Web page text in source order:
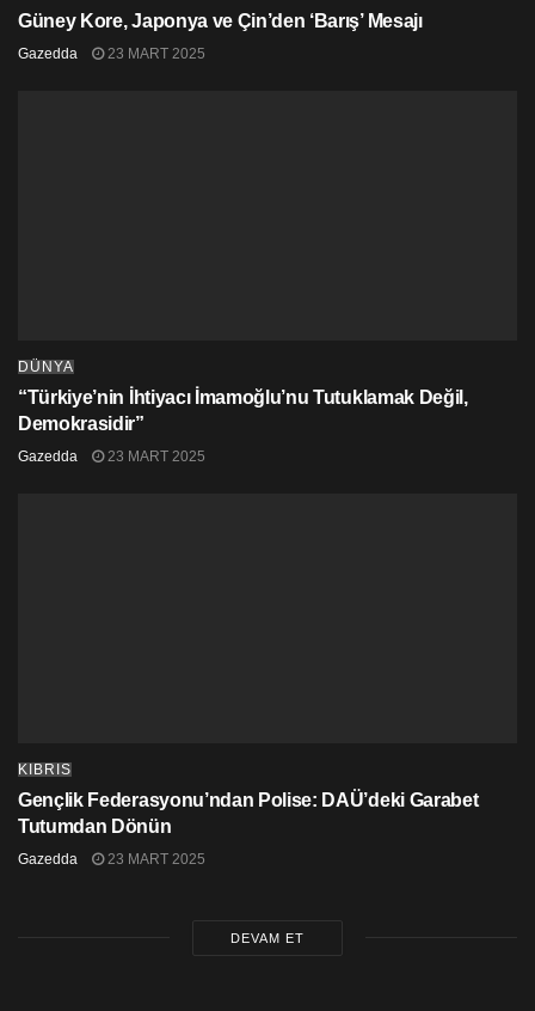
Güney Kore, Japonya ve Çin’den ‘Barış’ Mesajı
Gazedda 23 MART 2025
DÜNYA
“Türkiye’nin İhtiyacı İmamoğlu’nu Tutuklamak Değil,
Demokrasidir”
Gazedda 23 MART 2025
KIBRIS
Gençlik Federasyonu’ndan Polise: DAÜ’deki Garabet
Tutumdan Dönün
Gazedda 23 MART 2025
DEVAM ET